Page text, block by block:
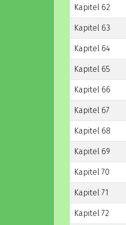
Kapitel 62
Kapitel 63
Kapitel 64
Kapitel 65
Kapitel 66
Kapitel 67
Kapitel 68
Kapitel 69
Kapitel 70
Kapitel 71
Kapitel 72